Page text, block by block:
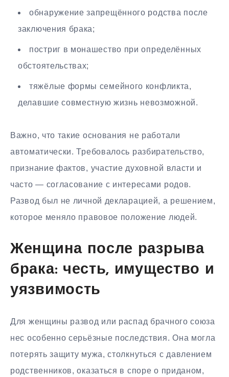
обнаружение запрещённого родства после
заключения брака;
постриг в монашество при определённых
обстоятельствах;
тяжёлые формы семейного конфликта,
делавшие совместную жизнь невозможной.
Важно, что такие основания не работали
автоматически. Требовалось разбирательство,
признание фактов, участие духовной власти и
часто — согласование с интересами родов.
Развод был не личной декларацией, а решением,
которое меняло правовое положение людей.
Женщина после разрыва
брака: честь, имущество и
уязвимость
Для женщины развод или распад брачного союза
нес особенно серьёзные последствия. Она могла
потерять защиту мужа, столкнуться с давлением
родственников, оказаться в споре о приданом,